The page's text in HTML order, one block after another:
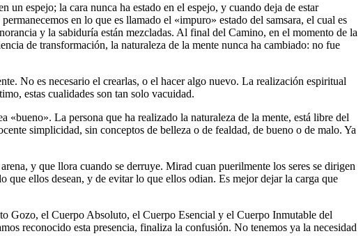
un espejo; la cara nunca ha estado en el espejo, y cuando deja de estar
en lo que es llamado el «impuro» estado del samsara, el cual es
y la sabiduría están mezcladas. Al final del Camino, en el momento de la
de transformación, la naturaleza de la mente nunca ha cambiado: no fue
No es necesario el crearlas, o el hacer algo nuevo. La realización espiritual
estas cualidades son tan solo vacuidad.
La persona que ha realizado la naturaleza de la mente, está libre del
simplicidad, sin conceptos de belleza o de fealdad, de bueno o de malo. Ya
y que llora cuando se derruye. Mirad cuan puerilmente los seres se dirigen
ellos desean, y de evitar lo que ellos odian. Es mejor dejar la carga que
Gozo, el Cuerpo Absoluto, el Cuerpo Esencial y el Cuerpo Inmutable del
reconocido esta presencia, finaliza la confusión. No tenemos ya la necesidad